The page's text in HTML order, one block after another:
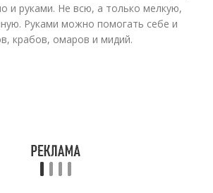
и руками. Не всю, а только мелкую,
Руками можно помогать себе и
крабов, омаров и мидий.